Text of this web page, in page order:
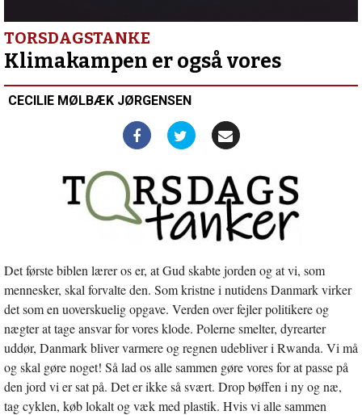
Religiøse
ledere
fælles
om
klima-
udtalelse
TORSDAGSTANKE
Klimakampen er også vores
CECILIE MØLBÆK JØRGENSEN
Det første biblen lærer os er, at Gud skabte jorden og at vi, som
mennesker, skal forvalte den. Som kristne i nutidens Danmark virker
det som en uoverskuelig opgave. Verden over fejler politikere og
nægter at tage ansvar for vores klode. Polerne smelter, dyrearter
uddør, Danmark bliver varmere og regnen udebliver i Rwanda. Vi må
og skal gøre noget! Så lad os alle sammen gøre vores for at passe på
den jord vi er sat på. Det er ikke så svært. Drop bøffen i ny og næ,
tag cyklen, køb lokalt og væk med plastik. Hvis vi alle sammen